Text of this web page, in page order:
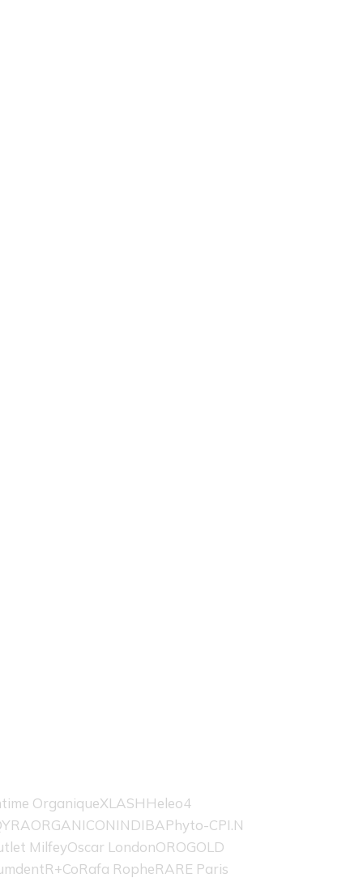
OrganiqueXLASHHeleo4
ORGANICONINDIBAPhyto-CPI.N
MilfeyOscar LondonOROGOLD
R+CoRafa RopheRARE Paris